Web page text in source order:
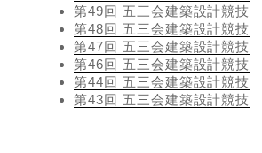
第49回 五三会建築設計競技
第48回 五三会建築設計競技
第47回 五三会建築設計競技
第46回 五三会建築設計競技
第44回 五三会建築設計競技
第43回 五三会建築設計競技